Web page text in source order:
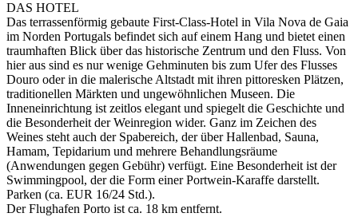
DAS HOTEL
Das terrassenförmig gebaute First-Class-Hotel in Vila Nova de Gaia
im Norden Portugals befindet sich auf einem Hang und bietet einen
traumhaften Blick über das historische Zentrum und den Fluss. Von
hier aus sind es nur wenige Gehminuten bis zum Ufer des Flusses
Douro oder in die malerische Altstadt mit ihren pittoresken Plätzen,
traditionellen Märkten und ungewöhnlichen Museen. Die
Inneneinrichtung ist zeitlos elegant und spiegelt die Geschichte und
die Besonderheit der Weinregion wider. Ganz im Zeichen des
Weines steht auch der Spabereich, der über Hallenbad, Sauna,
Hamam, Tepidarium und mehrere Behandlungsräume
(Anwendungen gegen Gebühr) verfügt. Eine Besonderheit ist der
Swimmingpool, der die Form einer Portwein-Karaffe darstellt.
Parken (ca. EUR 16/24 Std.).
Der Flughafen Porto ist ca. 18 km entfernt.